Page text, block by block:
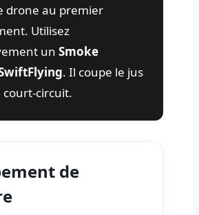
drone au premier
Utilisez
un Smoke
. Il coupe le jus
court-circuit.
de